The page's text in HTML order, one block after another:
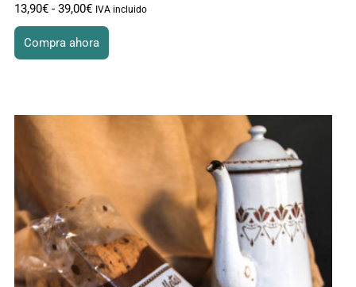
13,90€ - 39,00€ Rango de precios: desde 13
IVA incluido
Compra ahora